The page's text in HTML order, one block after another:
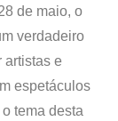
de maio, o
verdadeiro
artistas e
espetáculos
tema desta